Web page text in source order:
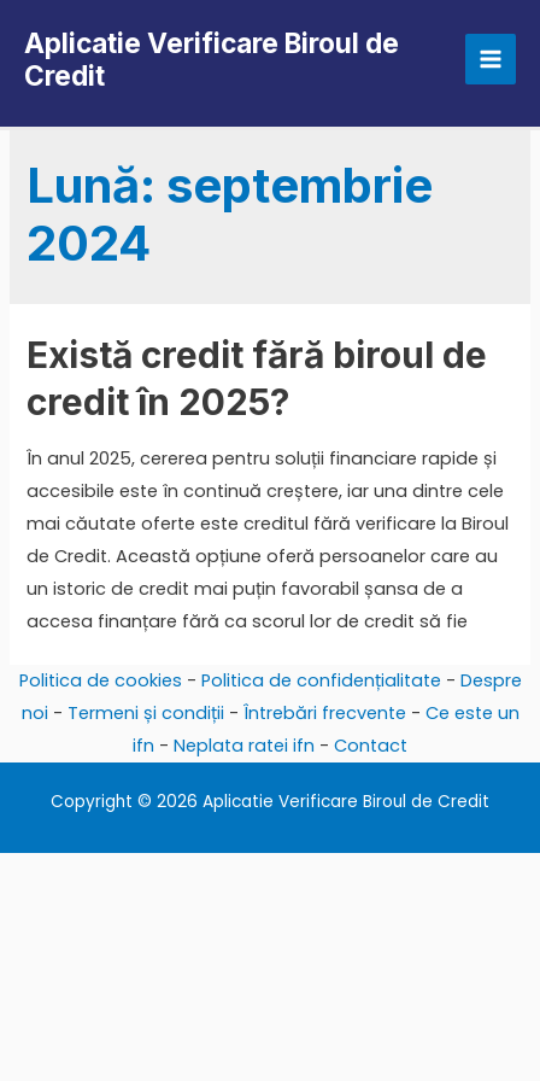
content
Aplicatie Verificare Biroul de
Credit
Lună: septembrie
2024
Există credit fără biroul de
credit în 2025?
În anul 2025, cererea pentru soluții financiare rapide și
accesibile este în continuă creștere, iar una dintre cele
mai căutate oferte este creditul fără verificare la Biroul
de Credit. Această opțiune oferă persoanelor care au
un istoric de credit mai puțin favorabil șansa de a
accesa finanțare fără ca scorul lor de credit să fie
Politica de cookies - Politica de confidențialitate - Despre
noi- Termeni și condiții- Întrebări frecvente - Ce este un
ifn - Neplata ratei ifn - Contact
Copyright © 2026 Aplicatie Verificare Biroul de Credit